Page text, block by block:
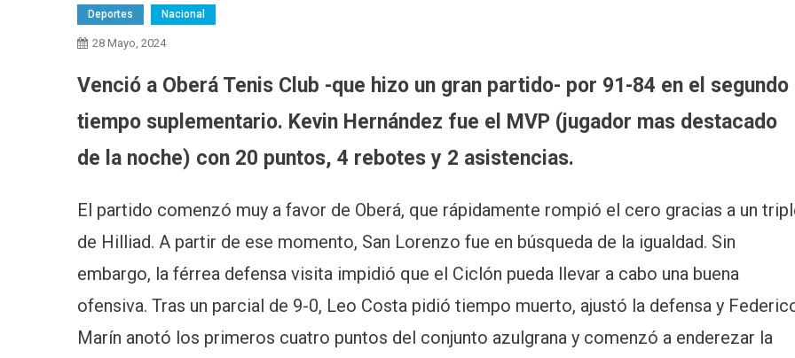
Deportes Nacional
28 Mayo, 2024
Venció a Oberá Tenis Club -que hizo un gran partido- por 91-84 en el segundo
tiempo suplementario. Kevin Hernández fue el MVP (jugador mas destacado
de la noche) con 20 puntos, 4 rebotes y 2 asistencias.
El partido comenzó muy a favor de Oberá, que rápidamente rompió el cero gracias a un
de Hilliad. A partir de ese momento, San Lorenzo fue en búsqueda de la igualdad. Sin
embargo, la férrea defensa visita impidió que el Ciclón pueda llevar a cabo una buena
ofensiva. Tras un parcial de 9-0, Leo Costa pidió tiempo muerto, ajustó la defensa y
Marín anotó los primeros cuatro puntos del conjunto azulgrana y comenzó a enderezar la